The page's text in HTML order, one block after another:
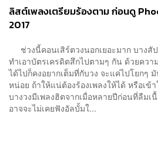
ลิสต์เพลงเตรียมร้องตาม ก่อนดู
2017
ช่วงนี้คอนเสิร์ตวงนอกเยอะมาก บางสัป
ทำเอาบัตรเครดิตสึกไปตามๆ กัน ด้วยคว
ได้ไปก็คงอยากเต็มที่กับวง จะแค่ไปโยกๆ
หน่อย ถ้าให้แน่ต้องร้องเพลงให้ได้ หรือเข้
บางวงมีเพลงฮิตจากเมื่อหลายปีก่อนที่ลืมเ
อาจจะไม่เคยฟังอัลบั้มใ...